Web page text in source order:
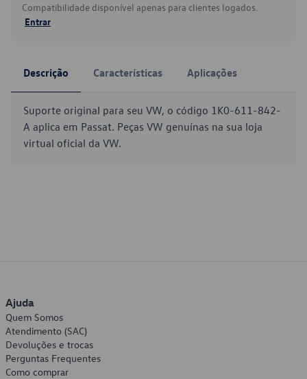
Compatibilidade disponível apenas para clientes logados.
Entrar
Descrição Características Aplicações
Suporte original para seu VW, o código 1K0-611-842-
A aplica em Passat. Peças VW genuínas na sua loja
virtual oficial da VW.
Ajuda
Quem Somos
Atendimento (SAC)
Devoluções e trocas
Perguntas Frequentes
Como comprar